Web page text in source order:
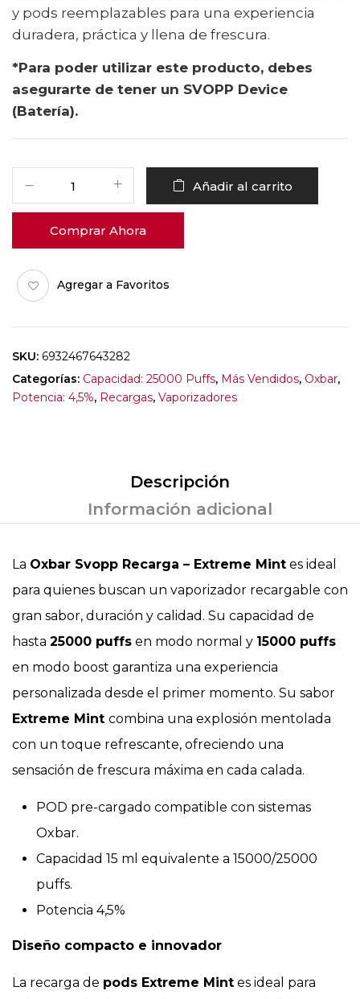
y pods reemplazables para una experiencia
duradera, práctica y llena de frescura.
*Para poder utilizar este producto, debes
asegurarte de tener un SVOPP Device
(Batería).
Añadir al carrito
Comprar Ahora
Agregar a Favoritos
SKU: 6932467643282
Categorías: Capacidad: 25000 Puffs, Más Vendidos, Oxbar,
Potencia: 4,5%, Recargas, Vaporizadores
Descripción
Información adicional
La Oxbar Svopp Recarga – Extreme Mint es ideal
para quienes buscan un vaporizador recargable con
gran sabor, duración y calidad. Su capacidad de
hasta 25000 puffs en modo normal y 15000 puffs
en modo boost garantiza una experiencia
personalizada desde el primer momento. Su sabor
Extreme Mint combina una explosión mentolada
con un toque refrescante, ofreciendo una
sensación de frescura máxima en cada calada.
POD pre-cargado compatible con sistemas
Oxbar.
Capacidad 15 ml equivalente a 15000/25000
puffs.
Potencia 4,5%
Diseño compacto e innovador
La recarga de pods Extreme Mint es ideal para